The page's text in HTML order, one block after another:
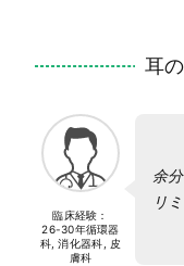
耳
臨床経験：
26-30年循環器
科, 消化器科, 皮
膚科
余
リ